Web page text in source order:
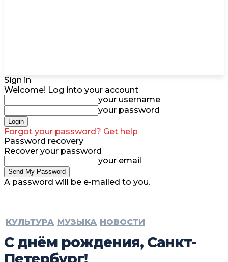
Sign in
Welcome! Log into your account
your username
your password
Forgot your password? Get help
Password recovery
Recover your password
your email
A password will be e-mailed to you.
КУЛЬТУРА МУЗЫКА НОВОСТИ
С днём рождения, Санкт-